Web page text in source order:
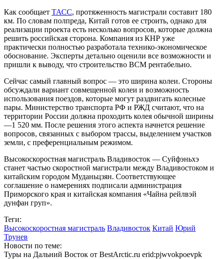
Как сообщает ТАСС, протяженность магистрали составит 180
км. По словам полпреда, Китай готов ее строить, однако для
реализации проекта есть несколько вопросов, которые должна
решить российская сторона. Компания из КНР уже
практически полностью разработала технико-экономическое
обоснование. Эксперты детально оценили все возможности и
пришли к выводу, что строительство ВСМ рентабельно.
Сейчас самый главный вопрос — это ширина колеи. Стороны
обсуждали вариант совмещенной колеи и возможность
использования поездов, которые могут раздвигать колесные
пары. Министерство транспорта РФ и РЖД считают, что на
территории России должна проходить колея обычной ширины
—1 520 мм. После решения этого аспекта начнется решение
вопросов, связанных с выбором трассы, выделением участков
земли, с преференциальным режимом.
Высокоскоростная магистраль Владивосток — Суйфэньхэ
станет частью скоростной магистрали между Владивостоком и
китайским городом Муданьцзян. Соответствующее
соглашение о намерениях подписали администрация
Приморского края и китайская компания «Чайна рейлвэй
дунфан груп».
Теги:
Высокоскоростная магистраль Владивосток Китай Юрий
Трунев
Новости по теме:
Туры на Дальний Восток от BestArctic.ru erid:pjwvokpoevpk